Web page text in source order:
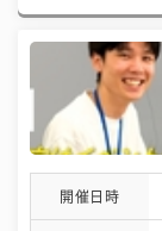
開催日時